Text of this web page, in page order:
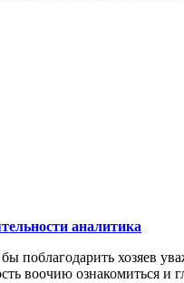
аналитика
поблагодарить хозяев
воочию ознакомиться и